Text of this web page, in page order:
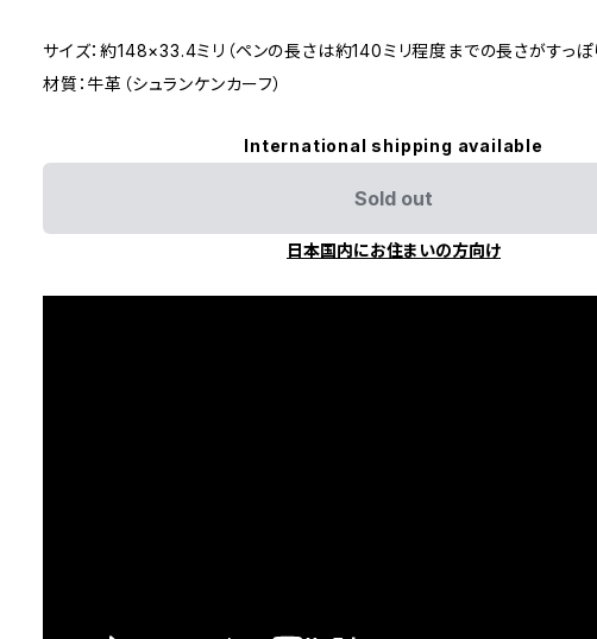
サイズ：約148×33.4ミリ（ペンの長さは約140ミリ程度までの長さがすっぽ
材質：牛革（シュランケンカーフ）
International shipping available
Sold out
日本国内にお住まいの方向け